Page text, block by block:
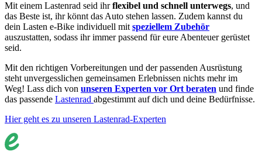
Mit einem Lastenrad seid ihrflexibel und schnell unterwegs, und
das Beste ist, ihr könnt das Auto stehen lassen. Zudem kannst du
dein Lasten e-Bike individuell mit speziellem Zubehör
auszustatten, sodass ihr immer passend für eure Abenteuer gerüstet
seid.
Mit den richtigen Vorbereitungen und der passenden Ausrüstung
steht unvergesslichen gemeinsamen Erlebnissen nichts mehr im
Weg! Lass dich von unseren Experten vor Ort beraten und finde
das passende Lastenrad abgestimmt auf dich und deine Bedürfnisse.
Hier geht es zu unseren Lastenrad-Experten